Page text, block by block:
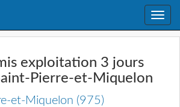
Toggle
exploitation 3 jours
Pierre-et-Miquelon
et-Miquelon (975)